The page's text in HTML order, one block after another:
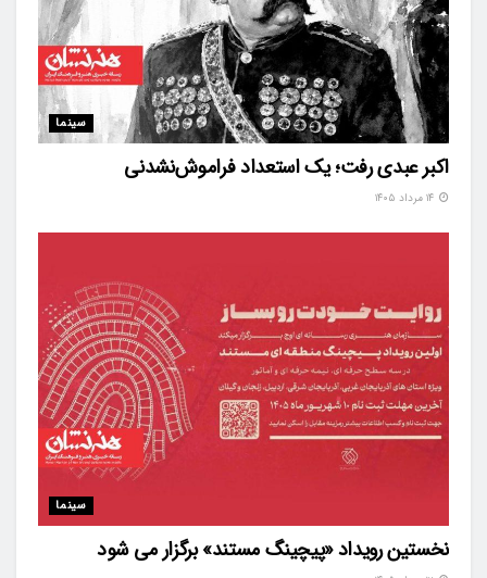
سینما
اکبر عبدی رفت؛ یک استعداد فراموش‌نشدنی
سینما
نخستین رویداد «پیچینگ مستند» برگزار می شود